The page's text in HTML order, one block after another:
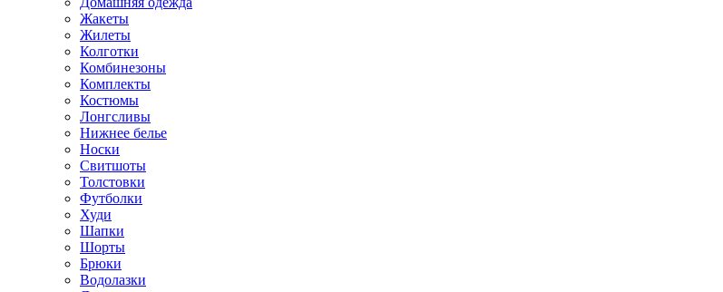
Жакеты
Жилеты
Колготки
Комбинезоны
Комплекты
Костюмы
Лонгсливы
Нижнее белье
Носки
Свитшоты
Толстовки
Футболки
Худи
Шапки
Шорты
Брюки
Водолазки